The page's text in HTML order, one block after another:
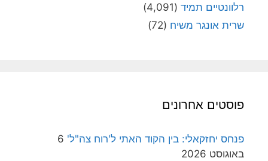
רלוונטיים תמיד (4,091)
שרית אונגר משיח (72)
פוסטים אחרונים
פנחס יחזקאלי: בין הקוד האתי ל'רוח צה"ל' 6
באוגוסט 2026